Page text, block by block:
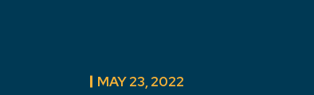
MAY 23, 2022